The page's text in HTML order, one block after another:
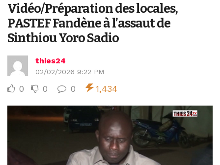
Vidéo/Préparation des locales,
PASTEF Fandène à l’assaut de
Sinthiou Yoro Sadio
thies24
02/02/2026 9:22 PM
0 0 0 1,434